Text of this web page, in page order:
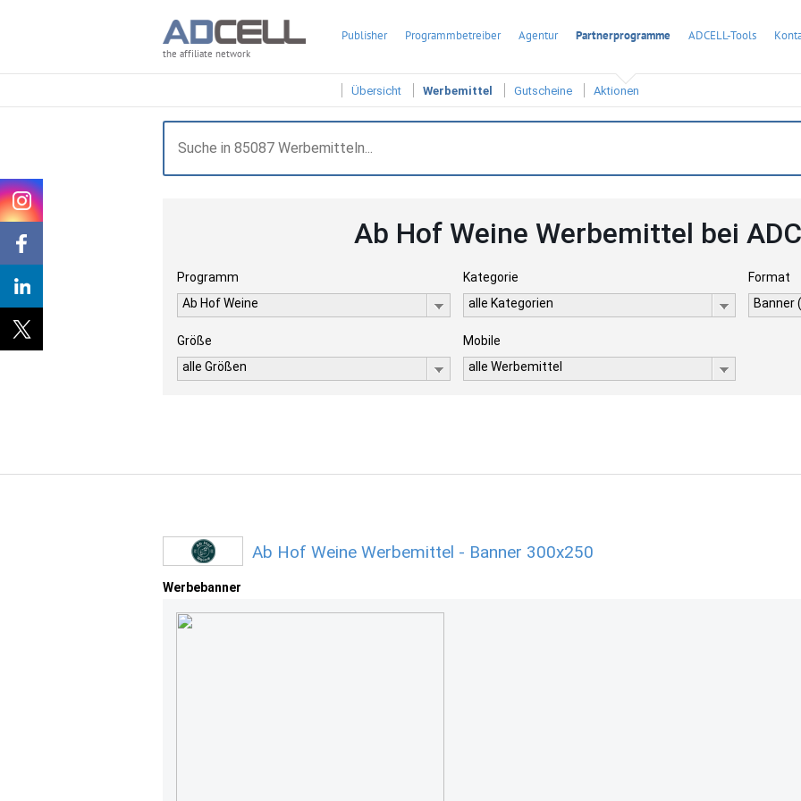
the affiliate network
Publisher Programmbetreiber Agentur Partnerprogramme ADCELL-Tools
Übersicht Werbemittel Gutscheine Aktionen
Ab Hof Weine Werbemittel bei
Programm
Ab Hof Weine
Kategorie
alle Kategorien
Format
Banner
Größe
alle Größen
Mobile
alle Werbemittel
Ab Hof Weine Werbemittel - Banner 300x250
Werbebanner